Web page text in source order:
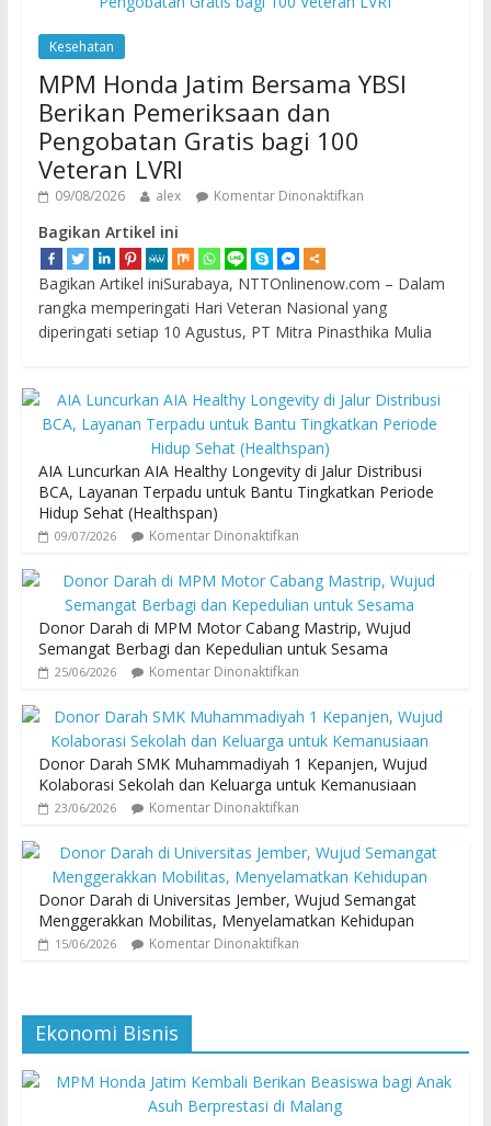
Kesehatan
MPM Honda Jatim Bersama YBSI
Berikan Pemeriksaan dan
Pengobatan Gratis bagi 100
Veteran LVRI
09/08/2026 alex Komentar Dinonaktifkan
Bagikan Artikel ini
Bagikan Artikel iniSurabaya, NTTOnlinenow.com – Dalam
rangka memperingati Hari Veteran Nasional yang
diperingati setiap 10 Agustus, PT Mitra Pinasthika Mulia
AIA Luncurkan AIA Healthy Longevity di Jalur Distribusi
BCA, Layanan Terpadu untuk Bantu Tingkatkan Periode
Hidup Sehat (Healthspan)
09/07/2026 Komentar Dinonaktifkan
Donor Darah di MPM Motor Cabang Mastrip, Wujud
Semangat Berbagi dan Kepedulian untuk Sesama
25/06/2026 Komentar Dinonaktifkan
Donor Darah SMK Muhammadiyah 1 Kepanjen, Wujud
Kolaborasi Sekolah dan Keluarga untuk Kemanusiaan
23/06/2026 Komentar Dinonaktifkan
Donor Darah di Universitas Jember, Wujud Semangat
Menggerakkan Mobilitas, Menyelamatkan Kehidupan
15/06/2026 Komentar Dinonaktifkan
Ekonomi Bisnis